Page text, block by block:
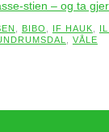
stien – og ta
BIBO IF HAUK
VÅLE